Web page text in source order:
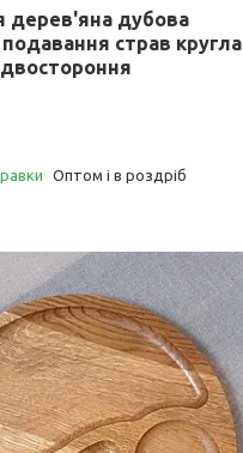
дерев'яна дубова
страв кругла
двостороння
Оптом і в роздріб